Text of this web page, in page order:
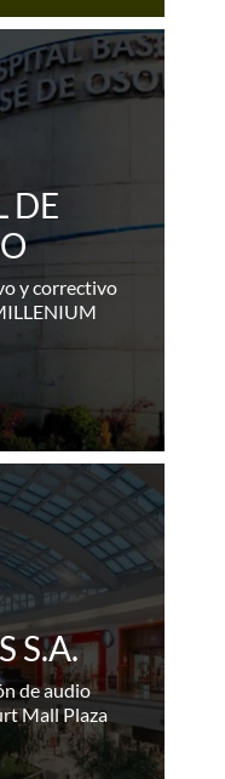
DE
y correctivo
S.A.
de audio
Mall Plaza